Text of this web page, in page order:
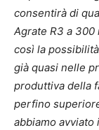
consentirà di
Agrate R3 a
così la
già quasi nelle
produttiva della
perfino
abbiamo avviato